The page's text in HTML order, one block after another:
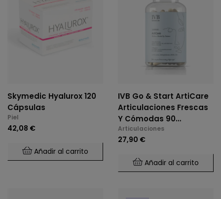
Skymedic Hyalurox 120
Cápsulas
Piel
42,08 €
Añadir al carrito
IVB Go & Start ArtiCare
Articulaciones Frescas
Y Cómodas 90
Cápsulas
Articulaciones
27,90 €
Añadir al carrito